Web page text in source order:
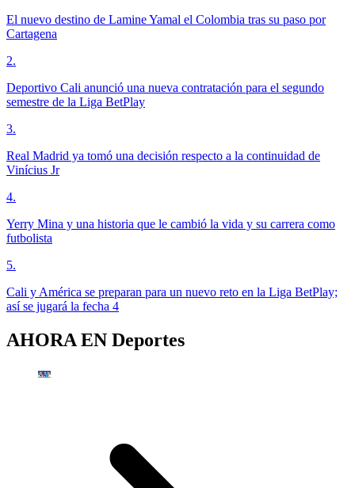
El nuevo destino de Lamine Yamal el Colombia tras su paso por
Cartagena
2.
Deportivo Cali anunció una nueva contratación para el segundo
semestre de la Liga BetPlay
3.
Real Madrid ya tomó una decisión respecto a la continuidad de
Vinícius Jr
4.
Yerry Mina y una historia que le cambió la vida y su carrera como
futbolista
5.
Cali y América se preparan para un nuevo reto en la Liga BetPlay;
así se jugará la fecha 4
AHORA EN Deportes